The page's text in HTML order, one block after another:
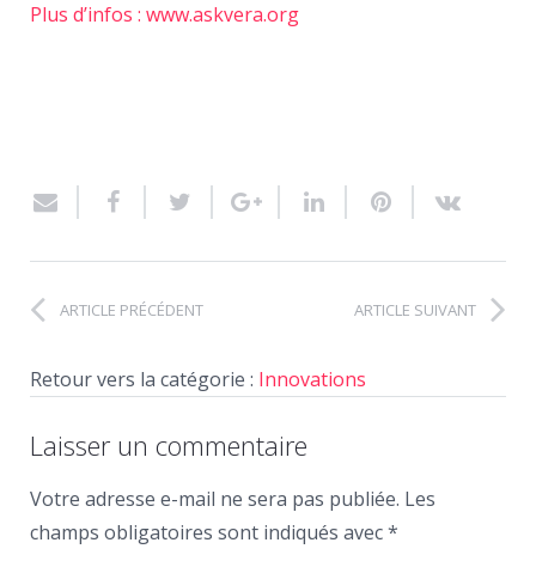
Plus d’infos : www.askvera.org
ARTICLE PRÉCÉDENT ARTICLE SUIVANT
Retour vers la catégorie : Innovations
Laisser un commentaire
Votre adresse e-mail ne sera pas publiée. Les
champs obligatoires sont indiqués avec*